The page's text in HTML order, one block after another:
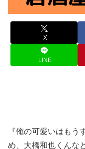
X
LINE
『俺の可愛いはもう
め、大橋和也くんな